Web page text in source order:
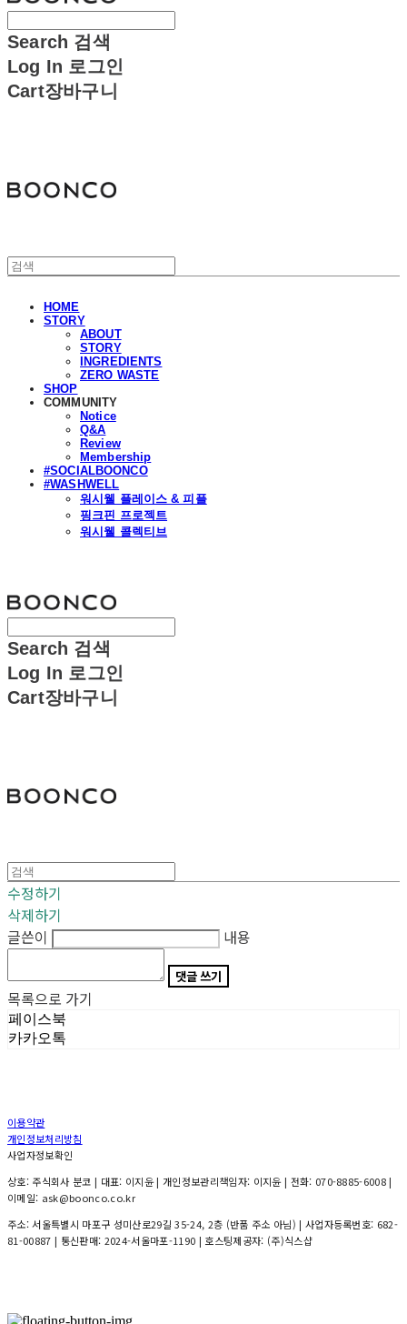
Search 검색
Log In 로그인
Cart장바구니
HOME
STORY
ABOUT
STORY
INGREDIENTS
ZERO WASTE
SHOP
COMMUNITY
Notice
Q&A
Review
Membership
#SOCIALBOONCO
#WASHWELL
워시웰 플레이스 & 피플
핑크핀 프로젝트
워시웰 콜렉티브
Search 검색
Log In 로그인
Cart장바구니
수정하기
삭제하기
글쓴이
내용
댓글 쓰기
목록으로 가기
페이스북
카카오톡
이용약관
개인정보처리방침
사업자정보확인
상호: 주식회사 분코 | 대표: 이지윤 | 개인정보관리책임자: 이지윤 | 전화: 070-8885-6008 |
이메일: ask@boonco.co.kr
주소: 서울특별시 마포구 성미산로29길 35-24, 2층 (반품 주소 아님) | 사업자등록번호: 682-
81-00887 | 통신판매: 2024-서울마포-1190 | 호스팅제공자: (주)식스샵